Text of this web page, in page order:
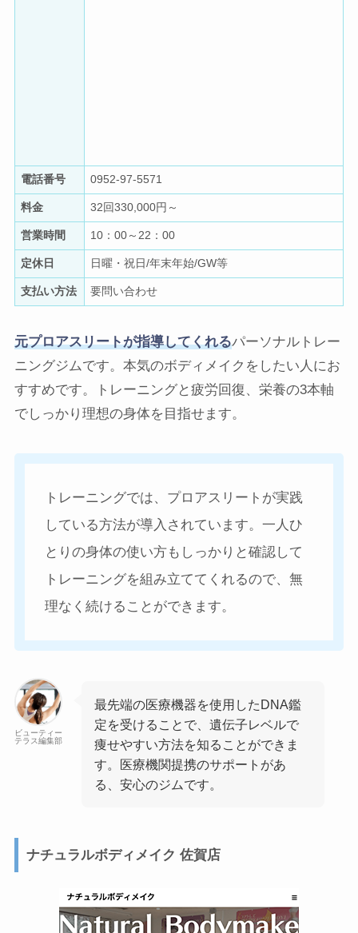
電話番号 0952-97-5571
料金 32回330,000円～
営業時間 10：00～22：00
定休日 日曜・祝日/年末年始/GW等
支払い方法 要問い合わせ
元プロアスリートが指導してくれるパーソナルトレー
ニングジムです。本気のボディメイクをしたい人にお
すすめです。トレーニングと疲労回復、栄養の3本軸
でしっかり理想の身体を目指せます。
トレーニングでは、プロアスリートが実践
している方法が導入されています。一人ひ
とりの身体の使い方もしっかりと確認して
トレーニングを組み立ててくれるので、無
理なく続けることができます。
ビューティー
テラス編集部
最先端の医療機器を使用したDNA鑑
定を受けることで、遺伝子レベルで
痩せやすい方法を知ることができま
す。医療機関提携のサポートがあ
る、安心のジムです。
ナチュラルボディメイク 佐賀店